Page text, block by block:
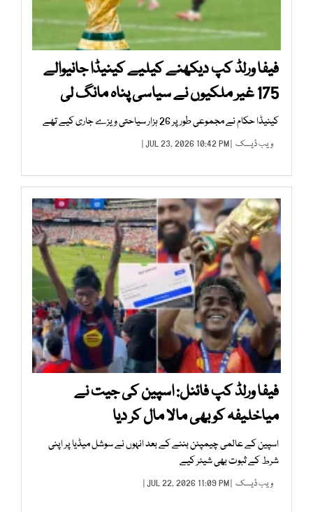
فیفا ورلڈ کپ دیکھنے کیلیے کینیڈا جانیوالے
175 غیر ملکیوں نے سیاسی پناہ مانگ لی
کینیڈا حکام نے مجموعی طور پر 26 ہزار سیاحتی ویزے جاری کیے تھے
ویب ڈیسک | JUL 23, 2026 10:42 PM |
فیفا ورلڈ کپ فائنل: اسپین کی جیت نے
میاخلیفہ کو بھی مالا مال کر دیا
اسپین کے عالمی چیمپئن بننے کے بعد انہوں نے سوشل میڈیا پر اپنی
شرط کے ثبوت بھی شیئر کیے
ویب ڈیسک | JUL 22, 2026 11:09 PM |